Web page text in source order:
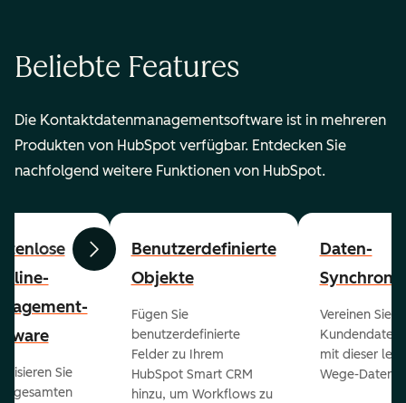
Beliebte Features
Die Kontaktdatenmanagementsoftware ist in mehreren
Produkten von HubSpot verfügbar. Entdecken Sie
nachfolgend weitere Funktionen von HubSpot.
ZurückWeiter
Sie
gesamten
Benutzerdefinierte
Objekte
Fügen Sie
benutzerdefinierte
Felder zu Ihrem
HubSpot Smart CRM
hinzu, um Workflows zu
Daten-
Vereinen Sie
Kundendaten
mit dieser
Wege-Daten-